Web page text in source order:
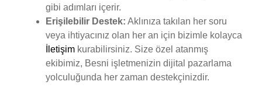
gibi adımları içerir.
Erişilebilir Destek: Aklınıza takılan her soru
veya ihtiyacınız olan her an için bizimle kolayca
İletişim kurabilirsiniz. Size özel atanmış
ekibimiz, Besni işletmenizin dijital pazarlama
yolculuğunda her zaman destekçinizdir.